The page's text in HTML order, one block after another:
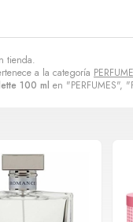
tienda.
a la categoría
100 ml en "PERFUMES",